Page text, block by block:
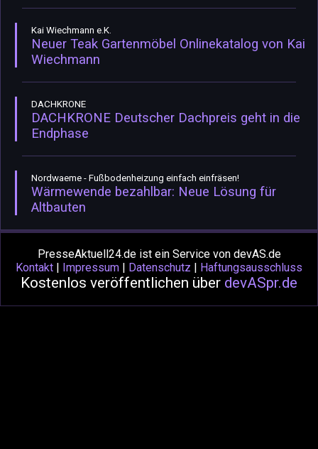
Kai Wiechmann e.K.
Neuer Teak Gartenmöbel Onlinekatalog von Kai
Wiechmann
DACHKRONE
DACHKRONE Deutscher Dachpreis geht in die
Endphase
Nordwaeme - Fußbodenheizung einfach einfräsen!
Wärmewende bezahlbar: Neue Lösung für
Altbauten
PresseAktuell24.de ist ein Service von devAS.de
Kontakt | Impressum | Datenschutz | Haftungsausschluss
Kostenlos veröffentlichen über devASpr.de